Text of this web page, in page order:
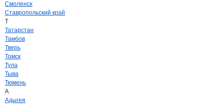
Смоленск
Ставропольский край
Т
Татарстан
Тамбов
Тверь
Томск
Тула
Тыва
Тюмень
А
Адыгея